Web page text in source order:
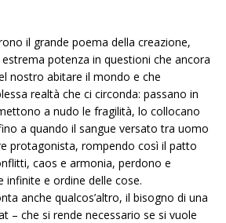
il grande poema della creazione,
potenza in questioni che ancora
nostro abitare il mondo e che
realtà che ci circonda: passano in
a nudo le fragilità, lo collocano
a quando il sangue versato tra uomo
protagonista, rompendo così il patto
caos e armonia, perdono e
infinite e ordine delle cose.
anche qualcos’altro, il bisogno di una
– che si rende necessario se si vuole